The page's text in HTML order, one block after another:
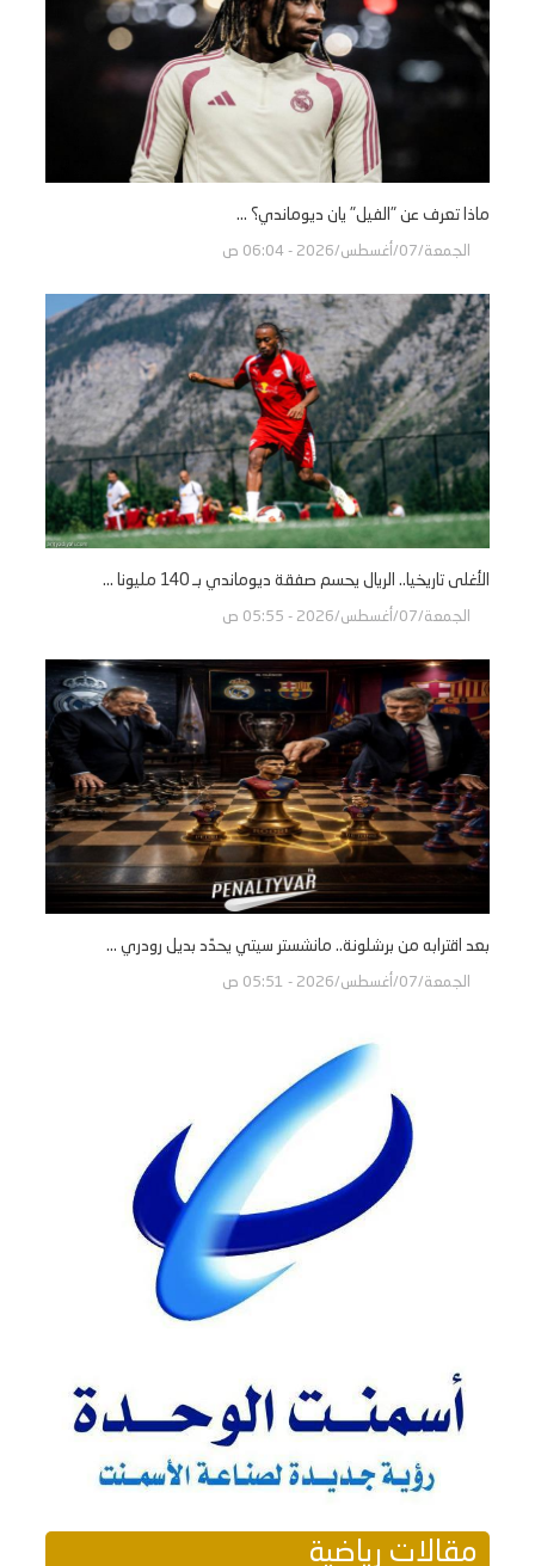
ماذا تعرف عن "الفيل" يان ديوماندي؟ ...
الجمعة/07/أغسطس/2026 - 06:04 ص
الأغلى تاريخيا.. الريال يحسم صفقة ديوماندي بـ 140 مليونا ...
الجمعة/07/أغسطس/2026 - 05:55 ص
بعد اقترابه من برشلونة.. مانشستر سيتي يحدّد بديل رودري ...
الجمعة/07/أغسطس/2026 - 05:51 ص
مقالات رياضية